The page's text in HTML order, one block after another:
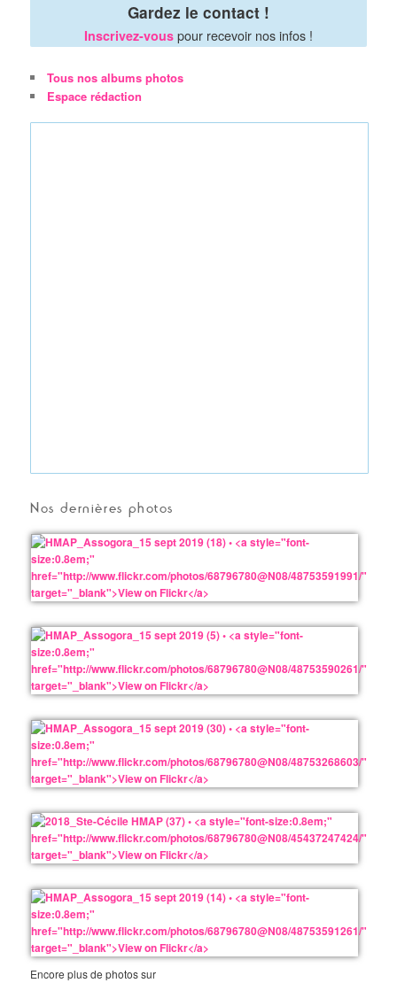
Gardez le contact !
Inscrivez-vous pour recevoir nos infos !
Tous nos albums photos
Espace rédaction
Nos dernières photos
Encore plus de photos sur